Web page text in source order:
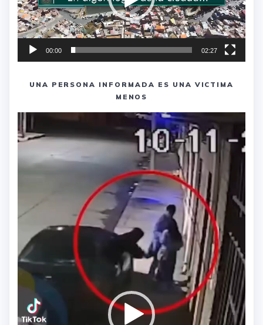
00:00 02:27
UNA PERSONA INFORMADA ES UNA VICTIMA
MENOS
Reproductor
de
vídeo